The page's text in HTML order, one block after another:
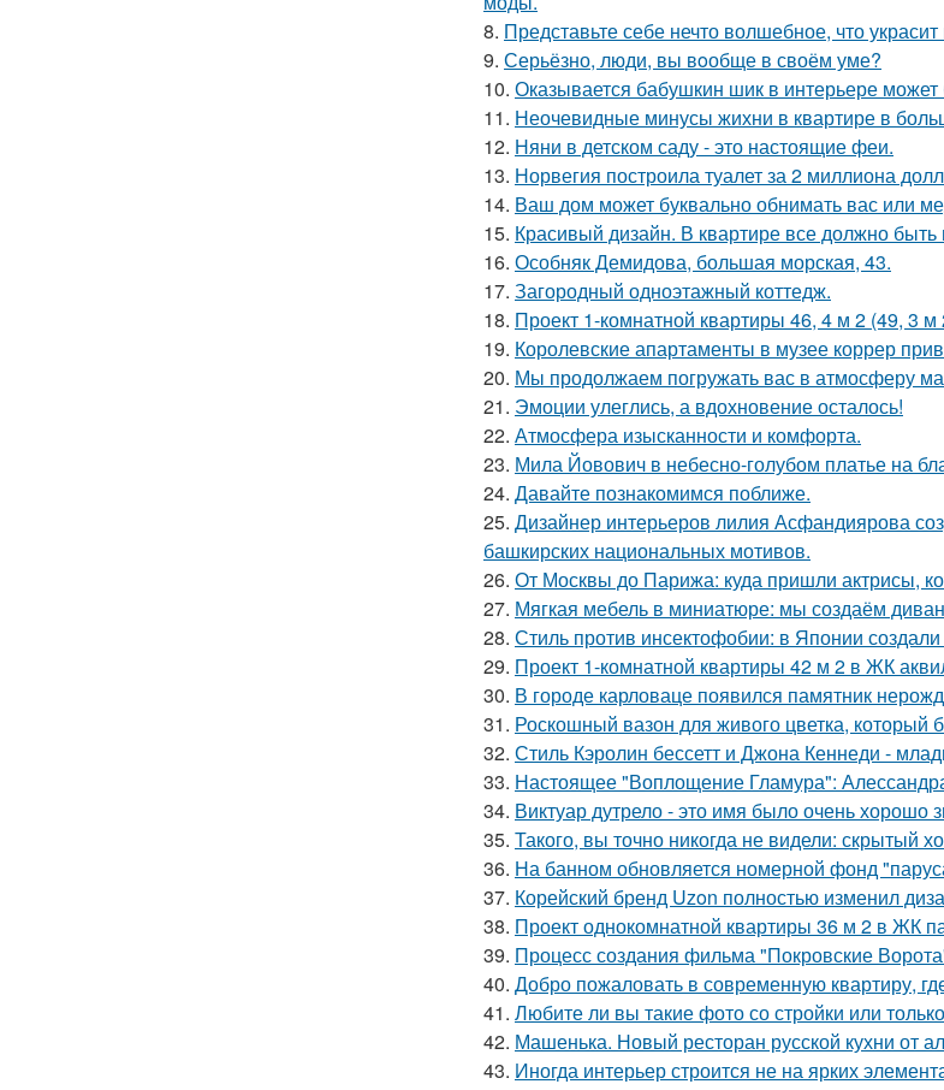
8. Представьте себе нечто волшебное, что
9. Серьёзно, люди, вы вoобще в своём уме?
10. Оказывается бабушкин шик в интерьере
11. Неочевидные минусы жихни в квартире в
12. Няни в детском саду - это настоящие феи.
13. Норвегия построила туалет за 2 миллиона
14. Ваш дом может буквально обнимать вас или
15. Красивый дизайн. В квартире все должно быть
16. Особняк Демидова, большая морская, 43.
17. Загородный одноэтажный коттедж.
18. Проект 1-комнатной квартиры 46, 4 м 2 (49, 3
19. Королевские апартаменты в музее коррер
20. Мы продолжаем погружать вас в атмосферу
21. Эмоции улеглись, а вдохновение осталось!
22. Атмосфера изысканности и комфорта.
23. Мила Йовович в небесно-голубом платье на
24. Давайте познакомимся поближе.
25. Дизайнер интерьеров лилия Асфандиярова
башкирских национальных мотивов.
26. От Москвы до Парижа: куда пришли актрисы,
27. Мягкая мебель в миниатюре: мы создаём диван
28. Стиль против инсектофобии: в Японии
29. Проект 1-комнатной квартиры 42 м 2 в ЖК
30. В городе карловаце появился памятник
31. Роскошный вазон для живого цветка, который
32. Стиль Кэролин бессетт и Джона Кеннеди -
33. Настоящее "Воплощение Гламура":
34. Виктуар дутрело - это имя было очень
35. Такого, вы точно никогда не видели: скрытый
36. На банном обновляется номерной фонд
37. Корейский бренд Uzon полностью изменил
38. Проект однокомнатной квартиры 36 м 2 в ЖК
39. Процесс создания фильма "Покровские
40. Добро пожаловать в современную квартиру,
41. Любите ли вы такие фото со стройки или
42. Машенька. Новый ресторан русской кухни от
43. Иногда интерьер строится не на ярких